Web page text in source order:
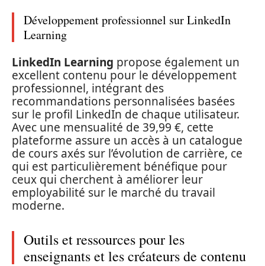
Développement professionnel sur LinkedIn
Learning
LinkedIn Learning propose également un
excellent contenu pour le développement
professionnel, intégrant des
recommandations personnalisées basées
sur le profil LinkedIn de chaque utilisateur.
Avec une mensualité de 39,99 €, cette
plateforme assure un accès à un catalogue
de cours axés sur l’évolution de carrière, ce
qui est particulièrement bénéfique pour
ceux qui cherchent à améliorer leur
employabilité sur le marché du travail
moderne.
Outils et ressources pour les
enseignants et les créateurs de contenu